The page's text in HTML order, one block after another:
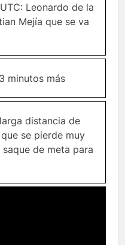
Leonardo de la
Mejía que se va
minutos más
distancia de
se pierde muy
de meta para